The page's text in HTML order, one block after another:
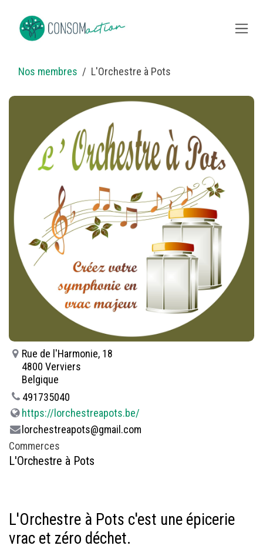
Nos membres L'Orchestre à Pots
Rue de l'Harmonie, 18
4800 Verviers
Belgique
491735040
https://lorchestreapots.be/
lorchestreapots@gmail.com
Commerces
L'Orchestre à Pots
L'Orchestre à Pots c'est une épicerie
vrac et zéro déchet.